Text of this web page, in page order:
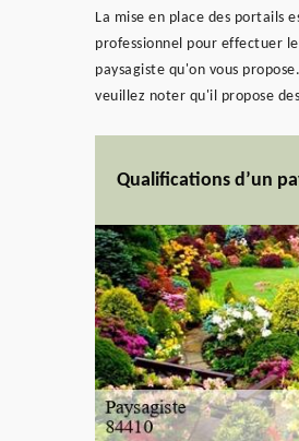
La mise en place des portails
professionnel pour effectuer
paysagiste qu'on vous
veuillez noter qu'il propose
Qualifications d’un